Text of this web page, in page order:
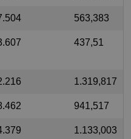
563,383
437,51
1.319,817
941,517
1.133,003